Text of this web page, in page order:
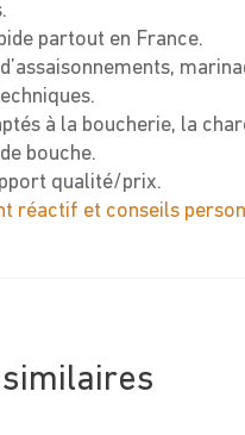
partout en France.
à la boucherie, la
bouche.
qualité/prix.
réactif et conseils